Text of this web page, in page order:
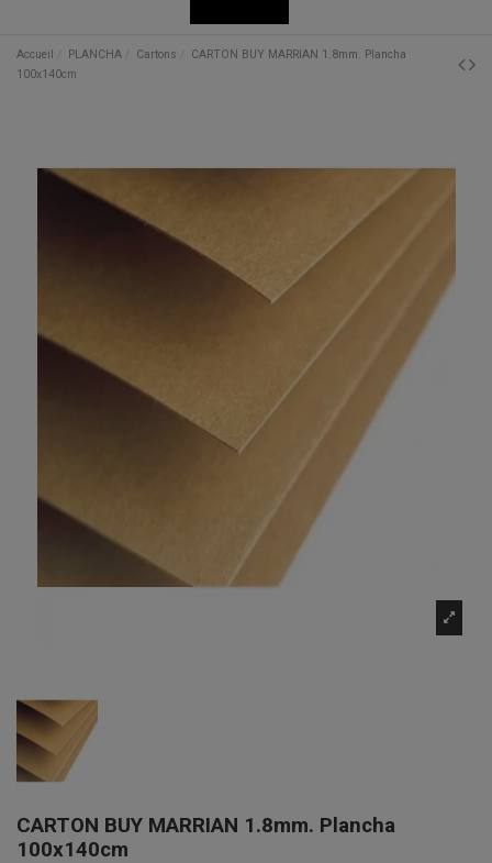
Accueil PLANCHA Cartons
CARTON BUY MARRIAN 1.8mm. Plancha
100x140cm
CARTON BUY MARRIAN 1.8mm. Plancha
100x140cm